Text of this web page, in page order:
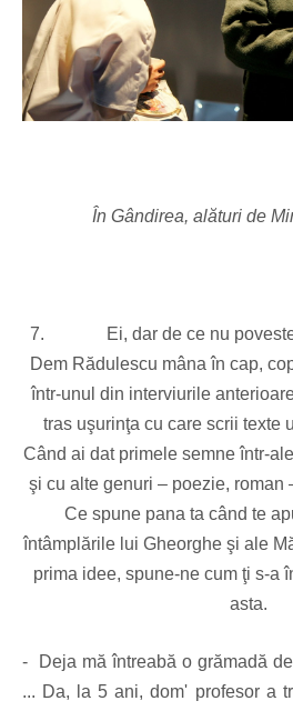
În Gândirea, alături de
7.
Ei, dar de ce nu
Dem Rădulescu mâna în cap,
într-unul din interviurile
tras uşurinţa cu care scrii texte
Când ai dat primele semne într-
şi cu alte genuri – poezie, roman
Ce spune pana ta când te
întâmplările lui Gheorghe şi ale
prima idee, spune-ne cum ţi s-a
asta.
- Deja mă întreabă o grămadă
... Da, la 5 ani, dom' profesor a